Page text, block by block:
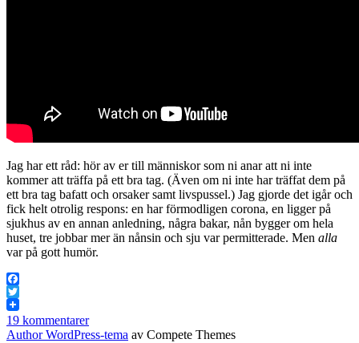
Jag har ett råd: hör av er till människor som ni anar att ni inte
kommer att träffa på ett bra tag. (Även om ni inte har träffat dem på
ett bra tag bafatt och orsaker samt livspussel.) Jag gjorde det igår och
fick helt otrolig respons: en har förmodligen corona, en ligger på
sjukhus av en annan anledning, några bakar, nån bygger om hela
huset, tre jobbar mer än nånsin och sju var permitterade. Men alla
var på gott humör.
Facebook
Twitter
19 kommentarer
Author WordPress-tema av Compete Themes